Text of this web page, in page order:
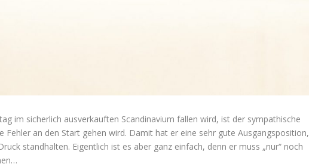
im sicherlich ausverkauften Scandinavium fallen wird, ist der sympathische
Fehler an den Start gehen wird. Damit hat er eine sehr gute Ausgangsposition,
standhalten. Eigentlich ist es aber ganz einfach, denn er muss „nur“ noch